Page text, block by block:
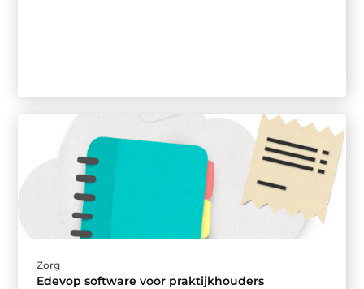
Zorg
Edevop software voor praktijkhouders